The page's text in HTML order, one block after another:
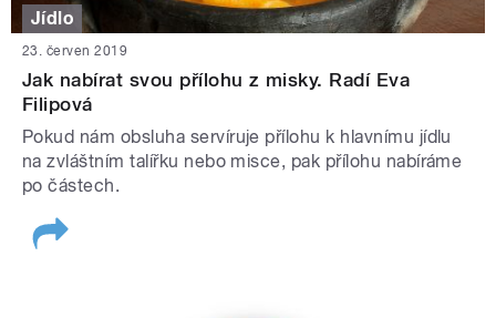
Jídlo
23. červen 2019
Jak nabírat svou přílohu z misky. Radí Eva
Filipová
Pokud nám obsluha servíruje přílohu k hlavnímu jídlu
na zvláštním talířku nebo misce, pak přílohu nabíráme
po částech.